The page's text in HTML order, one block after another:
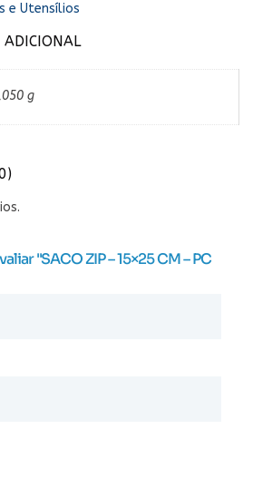
e Utensílios
ADICIONAL
g
"SACO ZIP – 15×25 CM – PC